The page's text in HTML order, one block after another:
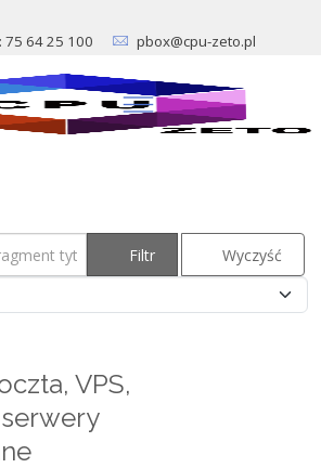
75 64 25 100 pbox@cpu-zeto.pl
tytułu Filtr Wyczyść
VPS,